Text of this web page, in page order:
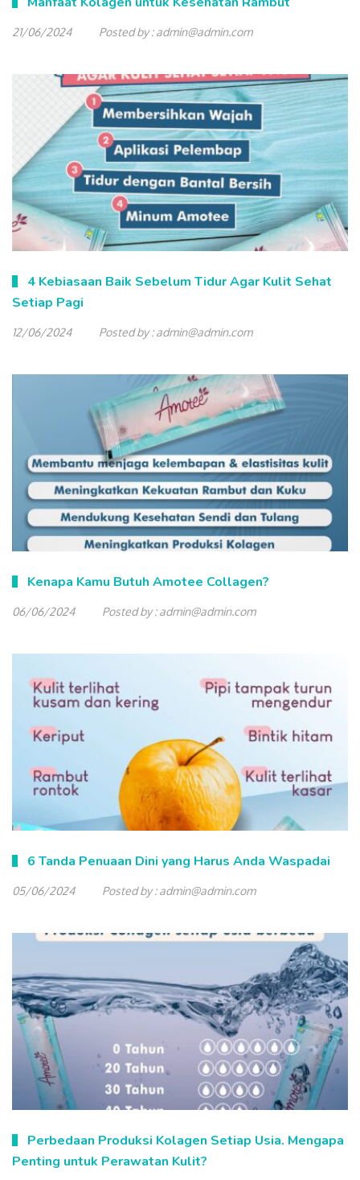
21/06/2024 Posted by : admin@admin.com
4 Kebiasaan Baik Sebelum Tidur Agar Kulit Sehat
Setiap Pagi
12/06/2024 Posted by : admin@admin.com
Kenapa Kamu Butuh Amotee Collagen?
06/06/2024 Posted by : admin@admin.com
6 Tanda Penuaan Dini yang Harus Anda Waspadai
05/06/2024 Posted by : admin@admin.com
Perbedaan Produksi Kolagen Setiap Usia. Mengapa
Penting untuk Perawatan Kulit?